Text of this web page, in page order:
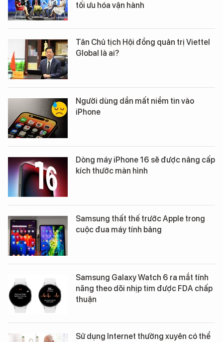
tối ưu hóa vận hành
Tân Chủ tịch Hội đồng quản trị Viettel
Global là ai?
Người dùng dần mất niềm tin vào
iPhone
Dòng máy iPhone 16 sẽ được nâng cấp
kích thước màn hình
Samsung thất thế trước Apple trong
cuộc đua máy tính bảng
Samsung Galaxy Watch 6 ra mắt tính
năng theo dõi nhịp tim được FDA chấp
thuận
Sử dụng Internet thường xuyên có thể